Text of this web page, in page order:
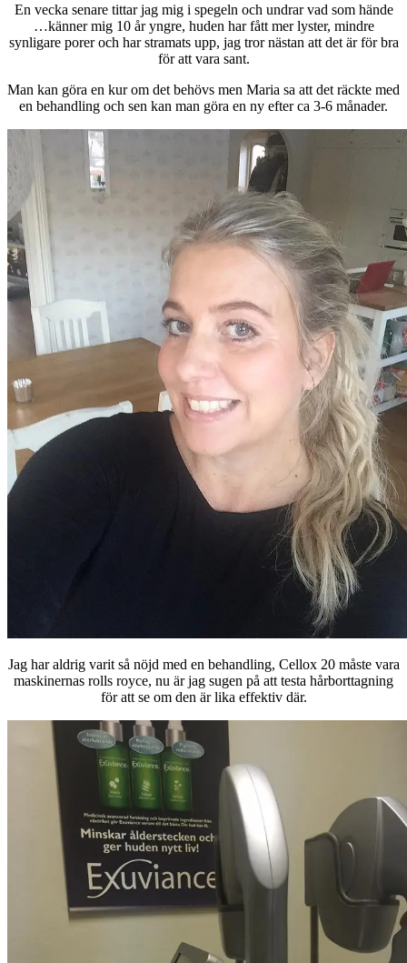
En vecka senare tittar jag mig i spegeln och undrar vad som hände
…känner mig 10 år yngre, huden har fått mer lyster, mindre
synligare porer och har stramats upp, jag tror nästan att det är för bra
för att vara sant.
Man kan göra en kur om det behövs men Maria sa att det räckte med
en behandling och sen kan man göra en ny efter ca 3-6 månader.
Jag har aldrig varit så nöjd med en behandling, Cellox 20 måste vara
maskinernas rolls royce, nu är jag sugen på att testa hårborttagning
för att se om den är lika effektiv där.